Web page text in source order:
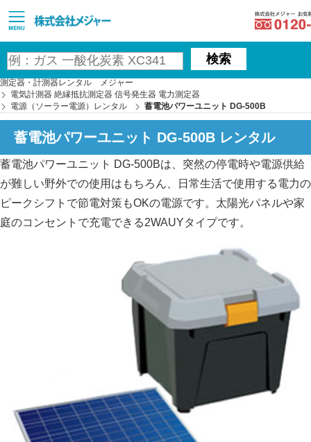
検索
測定器・計測器レンタル メジャー
電気計測器 絶縁抵抗測定器 信号発生器 電力測定器
電源（ソーラー電源）レンタル
蓄電池パワーユニット DG-500B
蓄電池パワーユニット DG-500B レンタル
蓄電池パワーユニット DG-500Bは、突然の停電時や電源供給
が難しい野外での使用はもちろん、日常生活で使用する電力の
ピークシフトで節電対策もOKの電源です。太陽光パネルや家
庭のコンセントで充電できる2WAUYタイプです。